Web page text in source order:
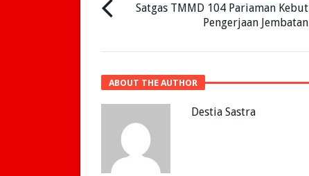
Satgas TMMD 104 Pariaman Kebut
Pengerjaan Jembatan
ABOUT THE AUTHOR
Destia Sastra